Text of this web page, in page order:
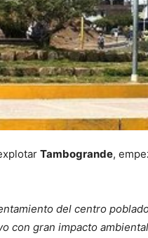
Tambogrande,
del centro
con gran impacto